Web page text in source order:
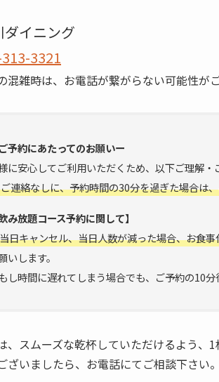
ダイニング
3321
混雑時は、お電話が繋がらない可能性が
予約にあたってのお願いー
に安心してご利用いただくため、以下ご理解・
ご連絡なしに、予約時間の30分を過ぎた場合は
飲み放題コース予約に関して】
当日キャンセル、当日人数が減った場合、お食
いします。
し時間に遅れてしまう場合でも、ご予約の10
、スムーズな乾杯していただけるよう、
ざいましたら、お電話にてご相談下さい。